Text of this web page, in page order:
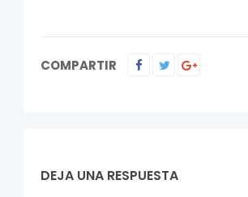
COMPARTIR
DEJA UNA RESPUESTA